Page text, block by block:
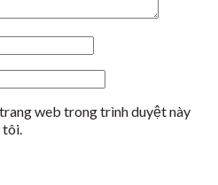
web trong trình duyệt này
tôi.